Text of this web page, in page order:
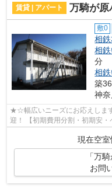
賃貸 | アパート 万騎が原
敷0
相
相
分
相
築
神
★☆幅広いニーズにお応えしま
迎！ 【初期費用分割・初期安・
新築・デザイナーズなど】 ネッ
現在空室
「万
お問